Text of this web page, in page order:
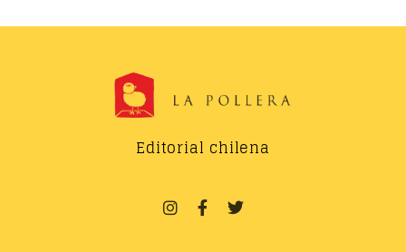
Editorial chilena